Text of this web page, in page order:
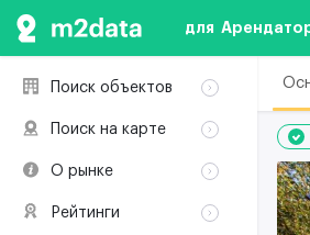
для
Поиск объектов
Здания
Коворкинги
Поиск на карте
Здания
О рынке
Классификация
Рейтинги